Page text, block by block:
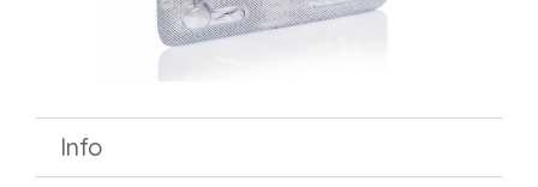
Info